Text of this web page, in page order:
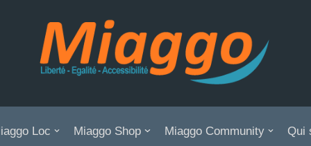
Loc Miaggo Shop Miaggo Community Qui